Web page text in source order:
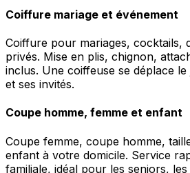
Coiffure mariage et événement
Coiffure pour mariages, cocktails,
privés. Mise en plis, chignon,
inclus. Une coiffeuse se déplace
et ses invités.
Coupe homme, femme et enfant
Coupe femme, coupe homme,
enfant à votre domicile. Service
familiale, idéal pour les seniors,